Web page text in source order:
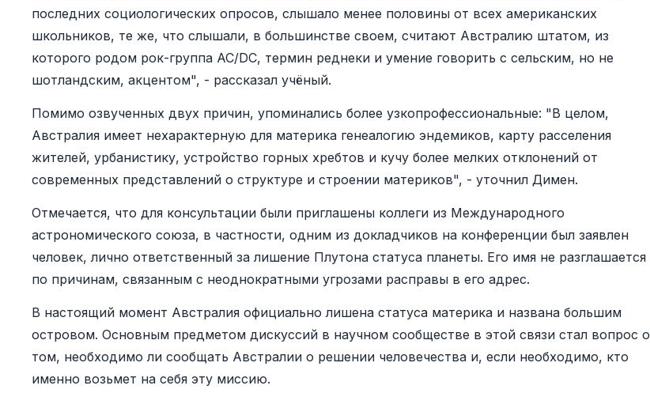
последних социологических опросов, слышало менее половины от всех американских
школьников, те же, что слышали, в большинстве своем, считают Австралию штатом, из
которого родом рок-группа AC/DC, термин реднеки и умение говорить с сельским, но не
шотландским, акцентом", - рассказал учёный.
Помимо озвученных двух причин, упоминались более узкопрофессиональные: "В целом,
Австралия имеет нехарактерную для материка генеалогию эндемиков, карту расселения
жителей, урбанистику, устройство горных хребтов и кучу более мелких отклонений от
современных представлений о структуре и строении материков", - уточнил Димен.
Отмечается, что для консультации были приглашены коллеги из Международного
астрономического союза, в частности, одним из докладчиков на конференции был заявлен
человек, лично ответственный за лишение Плутона статуса планеты. Его имя не разглашается
по причинам, связанным с неоднократными угрозами расправы в его адрес.
В настоящий момент Австралия официально лишена статуса материка и названа большим
островом. Основным предметом дискуссий в научном сообществе в этой связи стал вопрос о
том, необходимо ли сообщать Австралии о решении человечества и, если необходимо, кто
именно возьмет на себя эту миссию.